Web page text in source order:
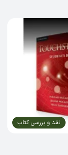
نقد و بررسی کتاب